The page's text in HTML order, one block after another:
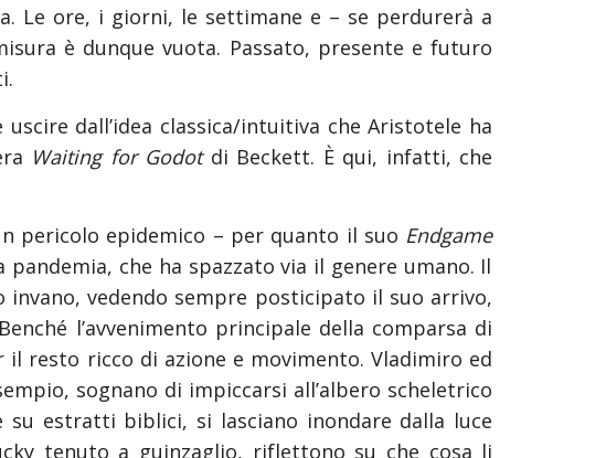
Le ore, i giorni, le settimane e – se perdurerà a
è dunque vuota. Passato, presente e futuro
dall’idea classica/intuitiva che Aristotele ha
Waiting for Godotdi Beckett. È qui, infatti, che
pericolo epidemico – per quanto il suo Endgame
che ha spazzato via il genere umano. Il
vedendo sempre posticipato il suo arrivo,
l’avvenimento principale della comparsa di
resto ricco di azione e movimento. Vladimiro ed
sognano di impiccarsi all’albero scheletrico
estratti biblici, si lasciano inondare dalla luce
tenuto a guinzaglio, riflettono su che cosa li